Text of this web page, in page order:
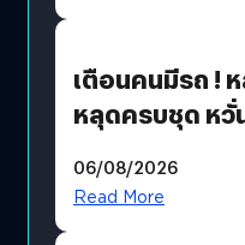
เตือนคนมีรถ !
หลุดครบชุด หวั่
รหัสผ่านหลุด ไม่
06/08/2026
Read More